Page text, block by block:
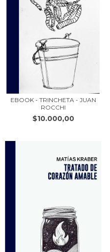
EBOOK - TRINCHETA - JUAN
ROCCHI
$10.000,00